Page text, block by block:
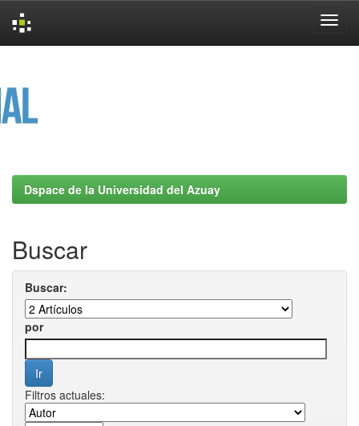
Dspace de la Universidad del Azuay
Buscar
Buscar:
por
Filtros actuales: